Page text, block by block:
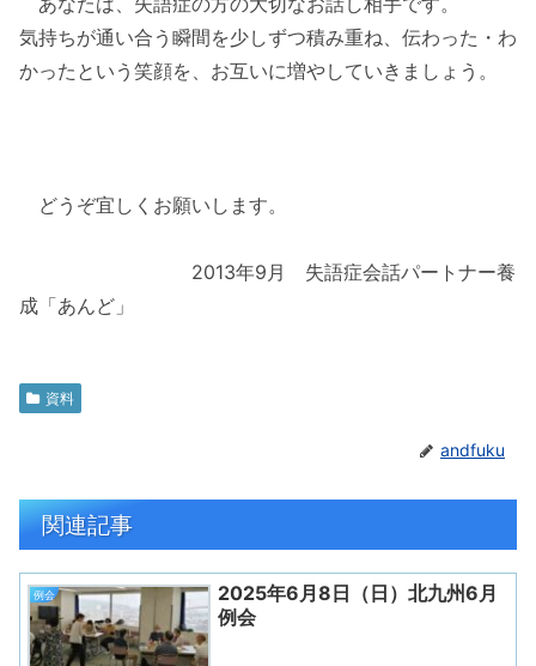
気持ちが通い合う瞬間を少しずつ積み重ね、伝わった・わ
かったという笑顔を、お互いに増やしていきましょう。
どうぞ宜しくお願いします。
2013年9月 失語症会話パートナー養
成「あんど」
資料
andfuku
関連記事
例会
2025年6月8日（日）北九州6月
例会